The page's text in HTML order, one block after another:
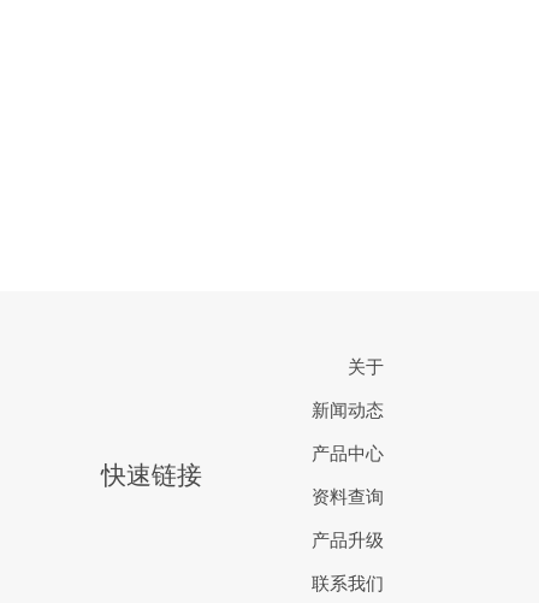
快速链接
关于
新闻动态
产品中心
资料查询
产品升级
联系我们